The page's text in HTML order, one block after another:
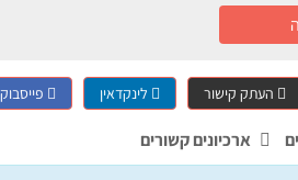
העתק קישור לינקדאין פייסבוק
ארכיונים קשורים